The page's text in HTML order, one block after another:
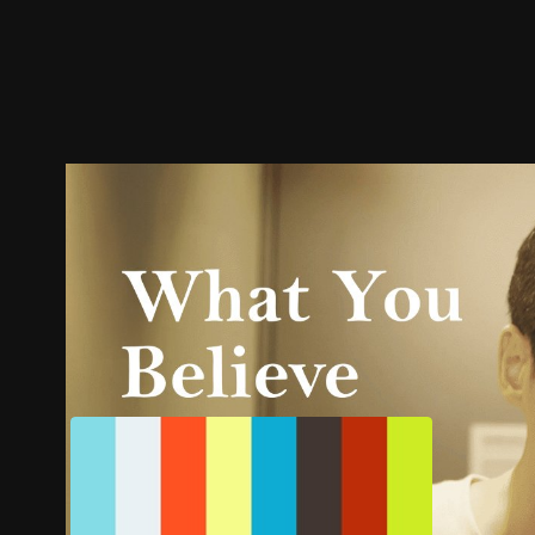
劇照 推薦影片 劇情介紹